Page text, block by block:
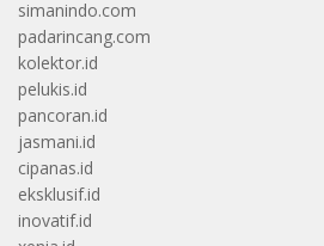
simanindo.com
padarincang.com
kolektor.id
pelukis.id
pancoran.id
jasmani.id
cipanas.id
eksklusif.id
inovatif.id